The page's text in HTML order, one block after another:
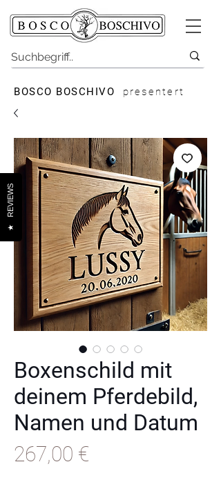
BOSCO BOSCHIVO presentert
Boxenschild mit
deinem Pferdebild,
Namen und Datum
267,00 €
★
REVIEWS